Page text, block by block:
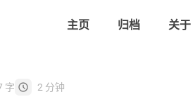
主页 归档 关于
字 2 分钟